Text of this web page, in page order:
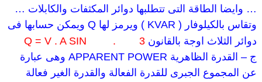
… وايضا الطاقة التى تتطلبها دوائر المكثفات والكابلات …
وتقاس بالكيلوفار ( KVAR ) ويرمز لها Qويمكن حسابها فى
دوائر الثلاث اوجة بالقانون
Q = V . A SIN .
3
ج – القدرة الظاهرية APPARENT POWERوهى عبارة
عن المجموع الجبرى للقدرة الفعالة والقدرة الغير فعالة